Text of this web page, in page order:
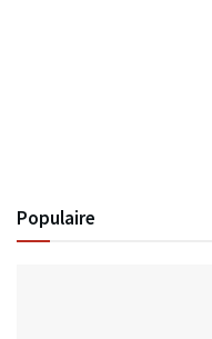
Populaire